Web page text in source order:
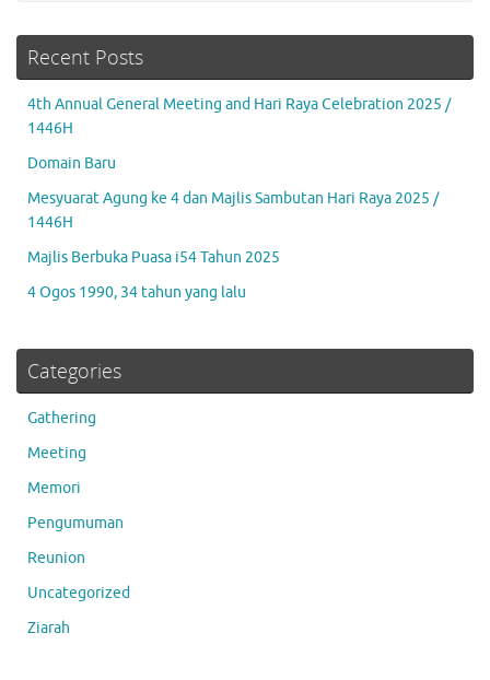
Recent Posts
4th Annual General Meeting and Hari Raya Celebration 2025 /
1446H
Domain Baru
Mesyuarat Agung ke 4 dan Majlis Sambutan Hari Raya 2025 /
1446H
Majlis Berbuka Puasa i54 Tahun 2025
4 Ogos 1990, 34 tahun yang lalu
Categories
Gathering
Meeting
Memori
Pengumuman
Reunion
Uncategorized
Ziarah